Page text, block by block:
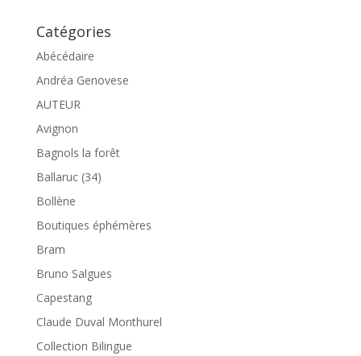
Catégories
Abécédaire
Andréa Genovese
AUTEUR
Avignon
Bagnols la forêt
Ballaruc (34)
Bollène
Boutiques éphémères
Bram
Bruno Salgues
Capestang
Claude Duval Monthurel
Collection Bilingue